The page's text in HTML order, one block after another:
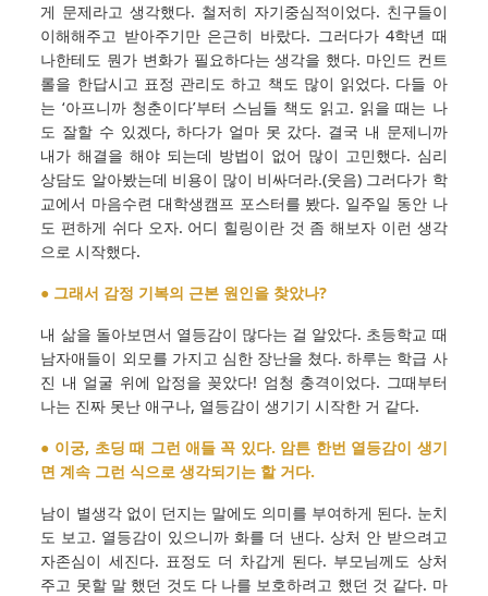
게 문제라고 생각했다. 철저히 자기중심적이었다. 친구들이
이해해주고 받아주기만 은근히 바랐다. 그러다가 4학년 때
나한테도 뭔가 변화가 필요하다는 생각을 했다. 마인드 컨트
롤을 한답시고 표정 관리도 하고 책도 많이 읽었다. 다들 아
는 ‘아프니까 청춘이다’부터 스님들 책도 읽고. 읽을 때는 나
도 잘할 수 있겠다, 하다가 얼마 못 갔다. 결국 내 문제니까
내가 해결을 해야 되는데 방법이 없어 많이 고민했다. 심리
상담도 알아봤는데 비용이 많이 비싸더라.(웃음) 그러다가 학
교에서 마음수련 대학생캠프 포스터를 봤다. 일주일 동안 나
도 편하게 쉬다 오자. 어디 힐링이란 것 좀 해보자 이런 생각
으로 시작했다.
● 그래서 감정 기복의 근본 원인을 찾았나?
내 삶을 돌아보면서 열등감이 많다는 걸 알았다. 초등학교 때
남자애들이 외모를 가지고 심한 장난을 쳤다. 하루는 학급 사
진 내 얼굴 위에 압정을 꽂았다! 엄청 충격이었다. 그때부터
나는 진짜 못난 애구나, 열등감이 생기기 시작한 거 같다.
● 이궁, 초딩 때 그런 애들 꼭 있다. 암튼 한번 열등감이 생기
면 계속 그런 식으로 생각되기는 할 거다.
남이 별생각 없이 던지는 말에도 의미를 부여하게 된다. 눈치
도 보고. 열등감이 있으니까 화를 더 낸다. 상처 안 받으려고
자존심이 세진다. 표정도 더 차갑게 된다. 부모님께도 상처
주고 못할 말 했던 것도 다 나를 보호하려고 했던 것 같다. 마